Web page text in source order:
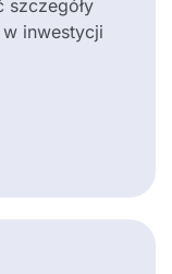
szczegóły
inwestycji